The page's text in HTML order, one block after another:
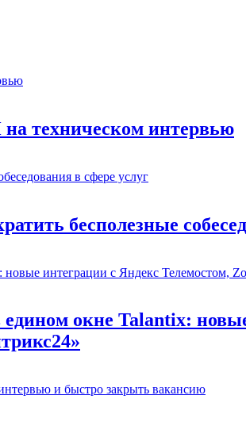
техническом интервью
бесполезные
окне Talantix: